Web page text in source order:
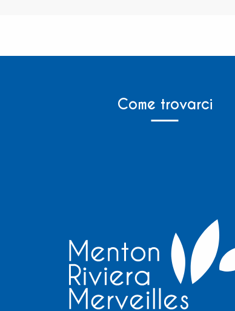
Come trovarci